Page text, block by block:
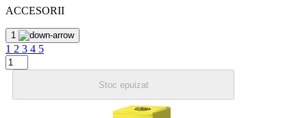
ACCESORII
1
1 2 3 4 5
Stoc epuizat